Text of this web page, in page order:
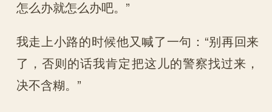
怎么办就怎么办吧。”
我走上小路的时候他又喊了一句：“别再回来
了，否则的话我肯定把这儿的警察找过来，
决不含糊。”